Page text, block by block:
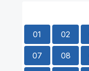
01 02
07 08